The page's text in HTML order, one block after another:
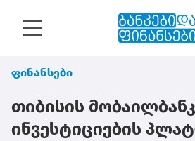
ფინანსები
თიბისის
ინვესტიციების